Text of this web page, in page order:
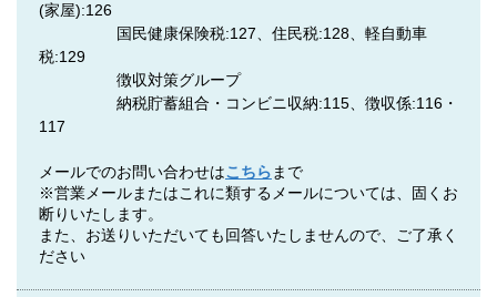
(家屋):126
国民健康保険税:127、住民税:128、軽自動車
税:129
徴収対策グループ
納税貯蓄組合・コンビニ収納:115、徴収係:116・
117
メールでのお問い合わせはこちらまで
※営業メールまたはこれに類するメールについては、固くお
断りいたします。
また、お送りいただいても回答いたしませんので、ご了承く
ださい